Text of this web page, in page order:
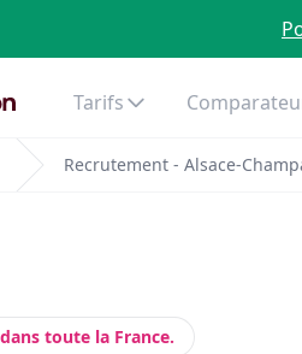
Tarifs
Recrutement - Alsace-
toute la France.